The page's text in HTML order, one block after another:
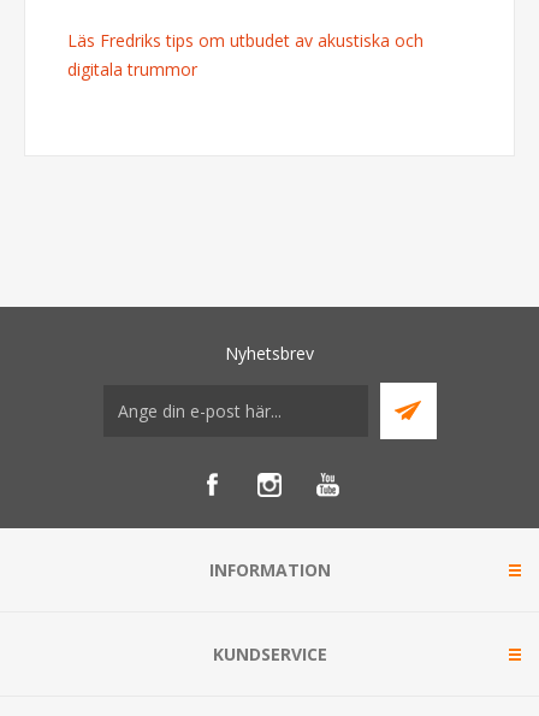
Läs Fredriks tips om utbudet av akustiska och
digitala trummor
Nyhetsbrev
INFORMATION
KUNDSERVICE